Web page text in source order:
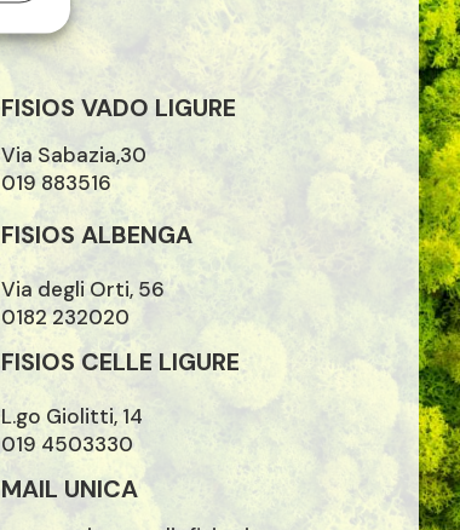
FISIOS VADO LIGURE
Via Sabazia,30
019 883516
FISIOS ALBENGA
Via degli Orti, 56
0182 232020
FISIOS CELLE LIGURE
L.go Giolitti, 14
019 4503330
MAIL UNICA